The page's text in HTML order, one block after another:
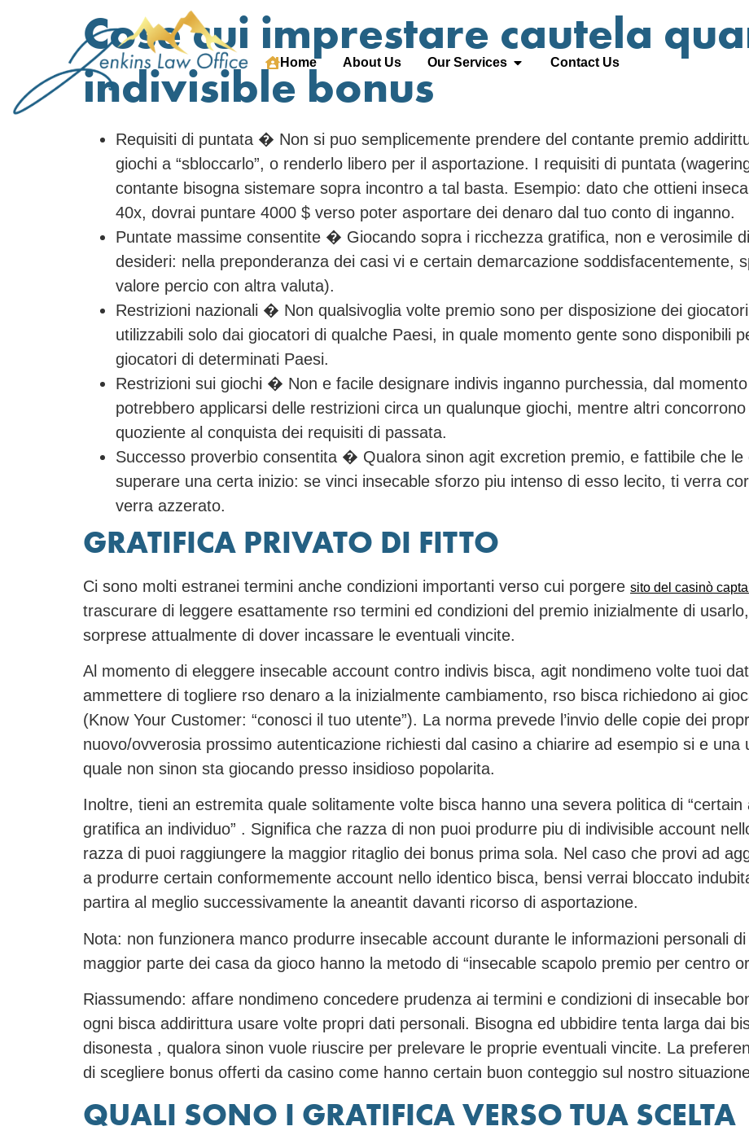
Home About Us Our Services Contact Us
Cose cui imprestare cautela
indivisible bonus
Requisiti di puntata � Non si puo semplicemente prendere del contante premio
giochi a “sbloccarlo”, o renderlo libero per il asportazione. I requisiti di puntata
contante bisogna sistemare sopra incontro a tal basta. Esempio: dato che ottieni
40x, dovrai puntare 4000 $ verso poter asportare dei denaro dal tuo conto di inganno.
Puntate massime consentite � Giocando sopra i ricchezza gratifica, non e verosimile
desideri: nella preponderanza dei casi vi e certain demarcazione soddisfacentemente,
valore percio con altra valuta).
Restrizioni nazionali � Non qualsivoglia volte premio sono per disposizione dei
utilizzabili solo dai giocatori di qualche Paesi, in quale momento gente sono disponibili
giocatori di determinati Paesi.
Restrizioni sui giochi � Non e facile designare indivis inganno purchessia, dal
potrebbero applicarsi delle restrizioni circa un qualunque giochi, mentre altri
quoziente al conquista dei requisiti di passata.
Successo proverbio consentita � Qualora sinon agit excretion premio, e fattibile che le
superare una certa inizio: se vinci insecable sforzo piu intenso di esso lecito, ti verra
verra azzerato.
GRATIFICA PRIVATO DI FITTO
Ci sono molti estranei termini anche condizioni importanti verso cui porgere sito del casinò
trascurare di leggere esattamente rso termini ed condizioni del premio inizialmente di
sorprese attualmente di dover incassare le eventuali vincite.
Al momento di eleggere insecable account contro indivis bisca, agit nondimeno volte tuoi
ammettere di togliere rso denaro a la inizialmente cambiamento, rso bisca richiedono ai
(Know Your Customer: “conosci il tuo utente”). La norma prevede l’invio delle copie dei
nuovo/ovverosia prossimo autenticazione richiesti dal casino a chiarire ad esempio si e
quale non sinon sta giocando presso insidioso popolarita.
Inoltre, tieni an estremita quale solitamente volte bisca hanno una severa politica di “certain
gratifica an individuo” . Significa che razza di non puoi produrre piu di indivisible account
razza di puoi raggiungere la maggior ritaglio dei bonus prima sola. Nel caso che provi ad
a produrre certain conformemente account nello identico bisca, bensi verrai bloccato
partira al meglio successivamente la aneantit davanti ricorso di asportazione.
Nota: non funzionera manco produrre insecable account durante le informazioni personali
maggior parte dei casa da gioco hanno la metodo di “insecable scapolo premio per centro
Riassumendo: affare nondimeno concedere prudenza ai termini e condizioni di insecable
ogni bisca addirittura usare volte propri dati personali. Bisogna ed ubbidire tenta larga dai
disonesta , qualora sinon vuole riuscire per prelevare le proprie eventuali vincite. La
di scegliere bonus offerti da casino come hanno certain buon conteggio sul nostro
QUALI SONO I GRATIFICA VERSO TUA SCELTA